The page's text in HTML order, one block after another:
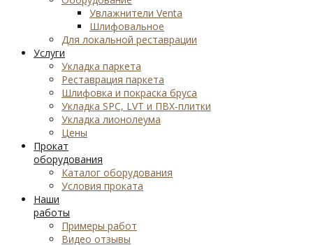
Увлажнители Venta
Шлифовальное
Для локальной реставрации
Услуги
Укладка паркета
Реставрация паркета
Шлифовка и покраска бруса
Укладка SPC, LVT и ПВХ-плитки
Укладка лионолеума
Цены
Прокат
оборудования
Каталог оборудования
Условия проката
Наши
работы
Примеры работ
Видео отзывы